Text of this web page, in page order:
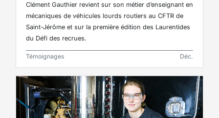
Clément Gauthier revient sur son métier d’enseignant en
mécaniques de véhicules lourds routiers au CFTR de
Saint-Jérôme et sur la première édition des Laurentides
du Défi des recrues.
Témoignages Déc.